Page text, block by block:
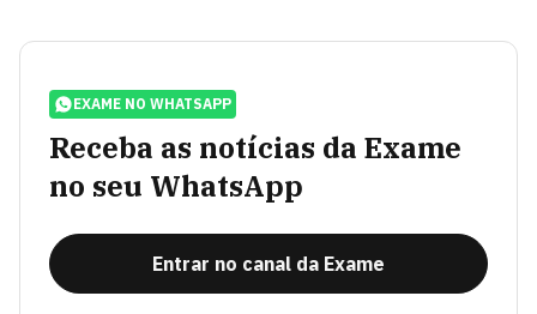
EXAME NO WHATSAPP
Receba as notícias da Exame
no seu WhatsApp
Entrar no canal da Exame